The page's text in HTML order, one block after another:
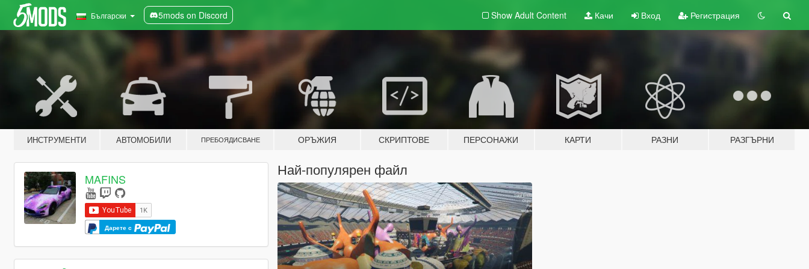
Български 5mods on Discord Show Adult Content Качи Вход Регистрация
ИНСТРУМЕНТИ АВТОМОБИЛИ ПРЕБОЯДИСВАНЕ ОРЪЖИЯ СКРИПТОВЕ ПЕРСОНАЖИ КАРТИ РАЗНИ РАЗГЪРНИ
MAFINS
Дарете с
Най-популярен файл